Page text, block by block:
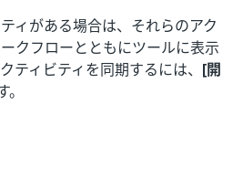
ィがある場合は、それらのアク
クフローとともにツールに表示
ティビティを同期するには、 [開